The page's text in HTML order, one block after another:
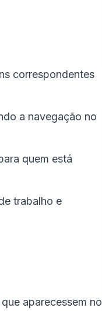
correspondentes
a navegação no
quem está
trabalho e
aparecessem no